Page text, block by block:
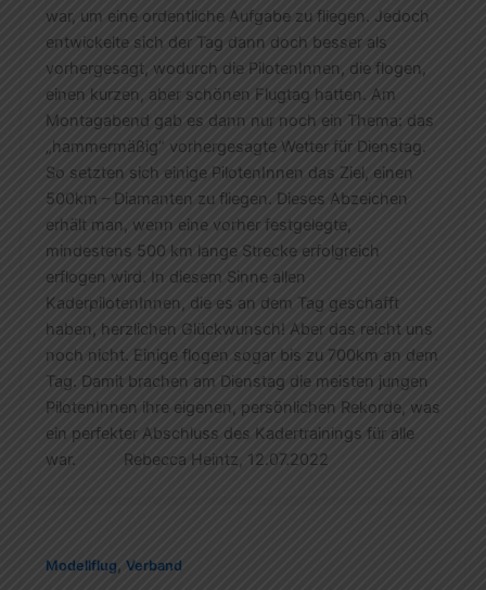
war, um eine ordentliche Aufgabe zu fliegen. Jedoch
entwickelte sich der Tag dann doch besser als
vorhergesagt, wodurch die PilotenInnen, die flogen,
einen kurzen, aber schönen Flugtag hatten. Am
Montagabend gab es dann nur noch ein Thema: das
„hammermäßig“ vorhergesagte Wetter für Dienstag.
So setzten sich einige PilotenInnen das Ziel, einen
500km – Diamanten zu fliegen. Dieses Abzeichen
erhält man, wenn eine vorher festgelegte,
mindestens 500 km lange Strecke erfolgreich
erflogen wird. In diesem Sinne allen
KaderpilotenInnen, die es an dem Tag geschafft
haben, herzlichen Glückwunsch! Aber das reicht uns
noch nicht. Einige flogen sogar bis zu 700km an dem
Tag. Damit brachen am Dienstag die meisten jungen
PilotenInnen ihre eigenen, persönlichen Rekorde, was
ein perfekter Abschluss des Kadertrainings für alle
war. Rebecca Heintz, 12.07.2022
Modellflug, Verband